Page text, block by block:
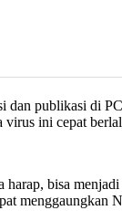
dan publikasi di
virus ini cepat
bisa
menggaungkan